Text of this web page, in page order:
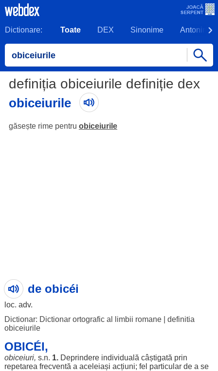
Dictionare: Toate DEX Sinonime Antonime
definiția obiceiurile definiție dex
obiceiurile
găsește rime pentru obiceiurile
de obicéi
loc. adv.
Dictionar: Dictionar ortografic al limbii romane| definitia
obiceiurile
OBICÉI,
obiceiuri, s.n. 1. Deprindere individuală câștigată prin
repetarea frecventă a aceleiași acțiuni; fel particularde a se